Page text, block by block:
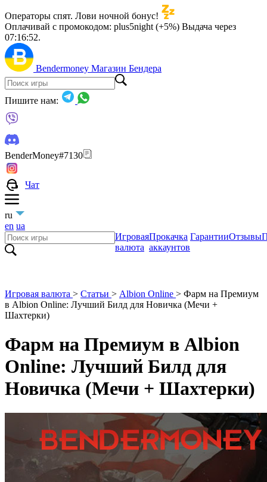
Операторы спят. Лови ночной бонус!
Оплачивай с промокодом: plus5night (+5%) Выдача через
07:16:51.
Bendermoney Магазин Бендера
Пишите нам:
BenderMoney#7130
Чат
ru
en ua
Игровая
валюта
Прокачка
аккаунтов
ГарантииОтзывы
Игровая валюта > Статьи > Albion Online > Фарм на Премиум
в Albion Online: Лучший Билд для Новичка (Мечи +
Шахтерки)
Фарм на Премиум в Albion
Online: Лучший Билд для
Новичка (Мечи + Шахтерки)